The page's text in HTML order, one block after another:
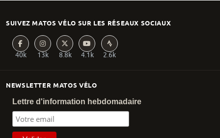
NEWSLETTER MATOS VÉLO
Lettre d'information hebdomadaire
SUIVEZ MATOS VÉLO SUR LES RÉSEAUX SOCIAUX
40k 13k 8.8k 4.1k 2.6k